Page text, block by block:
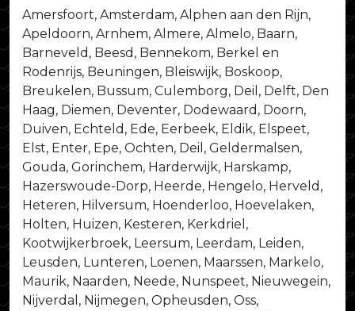
Amersfoort, Amsterdam, Alphen aan den Rijn,
Apeldoorn, Arnhem, Almere, Almelo, Baarn,
Barneveld, Beesd, Bennekom, Berkel en
Rodenrijs, Beuningen, Bleiswijk, Boskoop,
Breukelen, Bussum, Culemborg, Deil, Delft, Den
Haag, Diemen, Deventer, Dodewaard, Doorn,
Duiven, Echteld, Ede, Eerbeek, Eldik, Elspeet,
Elst, Enter, Epe, Ochten, Deil, Geldermalsen,
Gouda, Gorinchem, Harderwijk, Harskamp,
Hazerswoude-Dorp, Heerde, Hengelo, Herveld,
Heteren, Hilversum, Hoenderloo, Hoevelaken,
Holten, Huizen, Kesteren, Kerkdriel,
Kootwijkerbroek, Leersum, Leerdam, Leiden,
Leusden, Lunteren, Loenen, Maarssen, Markelo,
Maurik, Naarden, Neede, Nunspeet, Nieuwegein,
Nijverdal, Nijmegen, Opheusden, Oss,